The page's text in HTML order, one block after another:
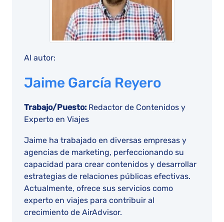
Al autor:
Jaime García Reyero
Trabajo/Puesto: Redactor de Contenidos y
Experto en Viajes
Jaime ha trabajado en diversas empresas y
agencias de marketing, perfeccionando su
capacidad para crear contenidos y desarrollar
estrategias de relaciones públicas efectivas.
Actualmente, ofrece sus servicios como
experto en viajes para contribuir al
crecimiento de AirAdvisor.